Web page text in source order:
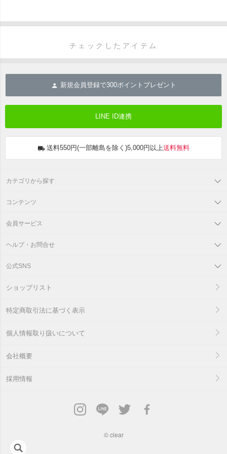
チェックしたアイテム
新規会員登録で300ポイントプレゼント
LINE ID連携
送料550円(一部離島を除く)5,000円以上送料無料
カテゴリから探す
コンテンツ
会員サービス
ヘルプ・お問合せ
公式SNS
ショップリスト
特定商取引法に基づく表示
個人情報取り扱いについて
会社概要
採用情報
© clear